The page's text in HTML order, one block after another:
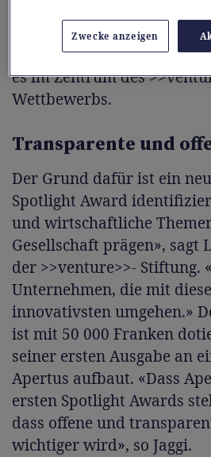
über die API eines
des Fundaments selbst. In
es im Zentrum des
Wettbewerbs.
Transparente und
Der Grund dafür ist ein
Spotlight Award
und wirtschaftliche
Gesellschaft prägen», sagt
der >>venture>>- Stiftung.
Unternehmen, die mit
innovativsten umgehen.»
ist mit 50 000 Franken
seiner ersten Ausgabe an
Apertus aufbaut. «Dass
ersten Spotlight Awards
dass offene und
wichtiger wird», so Jaggi.
Zwecke anzeigen